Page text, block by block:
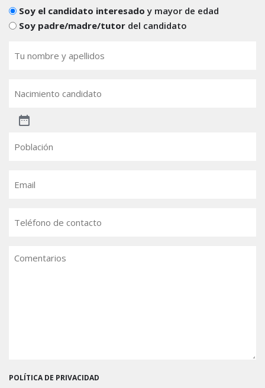
Candidats
Soy el candidato interesado y mayor de edad
Soy padre/madre/tutor del candidato
nombre(Obligatorio)
candidato
Comentarios
POLÍTICA DE PRIVACIDAD